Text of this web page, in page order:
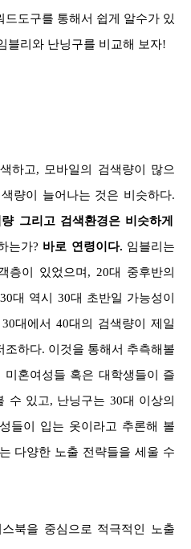
도구를 통해서 쉽게 알수가 있
블리와 난닝구를 비교해 보자!
하고, 모바일의 검색량이 많으
량이 늘어나는 것은 비슷하다.
그리고 검색환경은 비슷하게
는가? 바로 연령이다. 임블리는
층이 있었으며, 20대 중후반의
대 역시 30대 초반일 가능성이
대에서 40대의 검색량이 제일
조하다. 이것을 통해서 추측해볼
혼여성들 혹은 대학생들이 즐
수 있고, 난닝구는 30대 이상의
들이 입는 옷이라고 추론해 볼
다양한 노출 전략들을 세울 수
북을 중심으로 적극적인 노출